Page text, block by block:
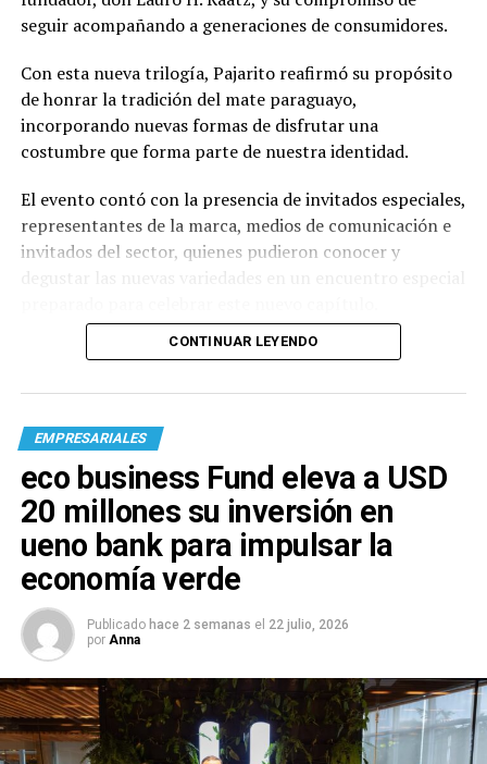
seguir acompañando a generaciones de consumidores.
Con esta nueva trilogía, Pajarito reafirmó su propósito
de honrar la tradición del mate paraguayo,
incorporando nuevas formas de disfrutar una
costumbre que forma parte de nuestra identidad.
El evento contó con la presencia de invitados especiales,
representantes de la marca, medios de comunicación e
invitados del sector, quienes pudieron conocer y
CONTINUAR LEYENDO
EMPRESARIALES
eco business Fund eleva a USD
20 millones su inversión en
ueno bank para impulsar la
economía verde
Publicado hace 2 semanas el 22 julio, 2026
por Anna